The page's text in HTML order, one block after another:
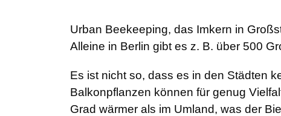
Urban Beekeeping, das Imkern in
Alleine in Berlin gibt es z. B. über 500
Es ist nicht so, dass es in den Städten
Balkonpflanzen können für genug
Grad wärmer als im Umland, was der